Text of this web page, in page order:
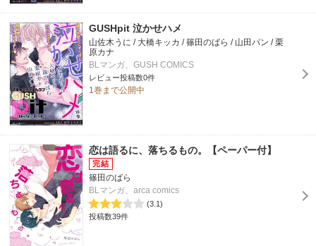
GUSHpit 泣かせハメ
山佐木うに / 大橋キッカ / 篠田のばら / 山田パン / 栗
原カナ
BLマンガ、GUSH COMICS
レビュー投稿数0件
1巻まで公開中
恋は語るに、落ちるもの。【ペーパー付】
篠田のばら
BLマンガ、arca comics
(3.1)
投稿数39件